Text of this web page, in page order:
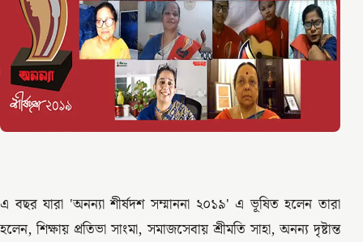
এ বছর যারা 'অনন্যা শীর্ষদশ সম্মাননা ২০১৯' এ ভূষিত হলেন তারা
হলেন, শিক্ষায় প্রতিভা সাংমা, সমাজসেবায় শ্রীমতি সাহা, অনন্য দৃষ্টান্ত